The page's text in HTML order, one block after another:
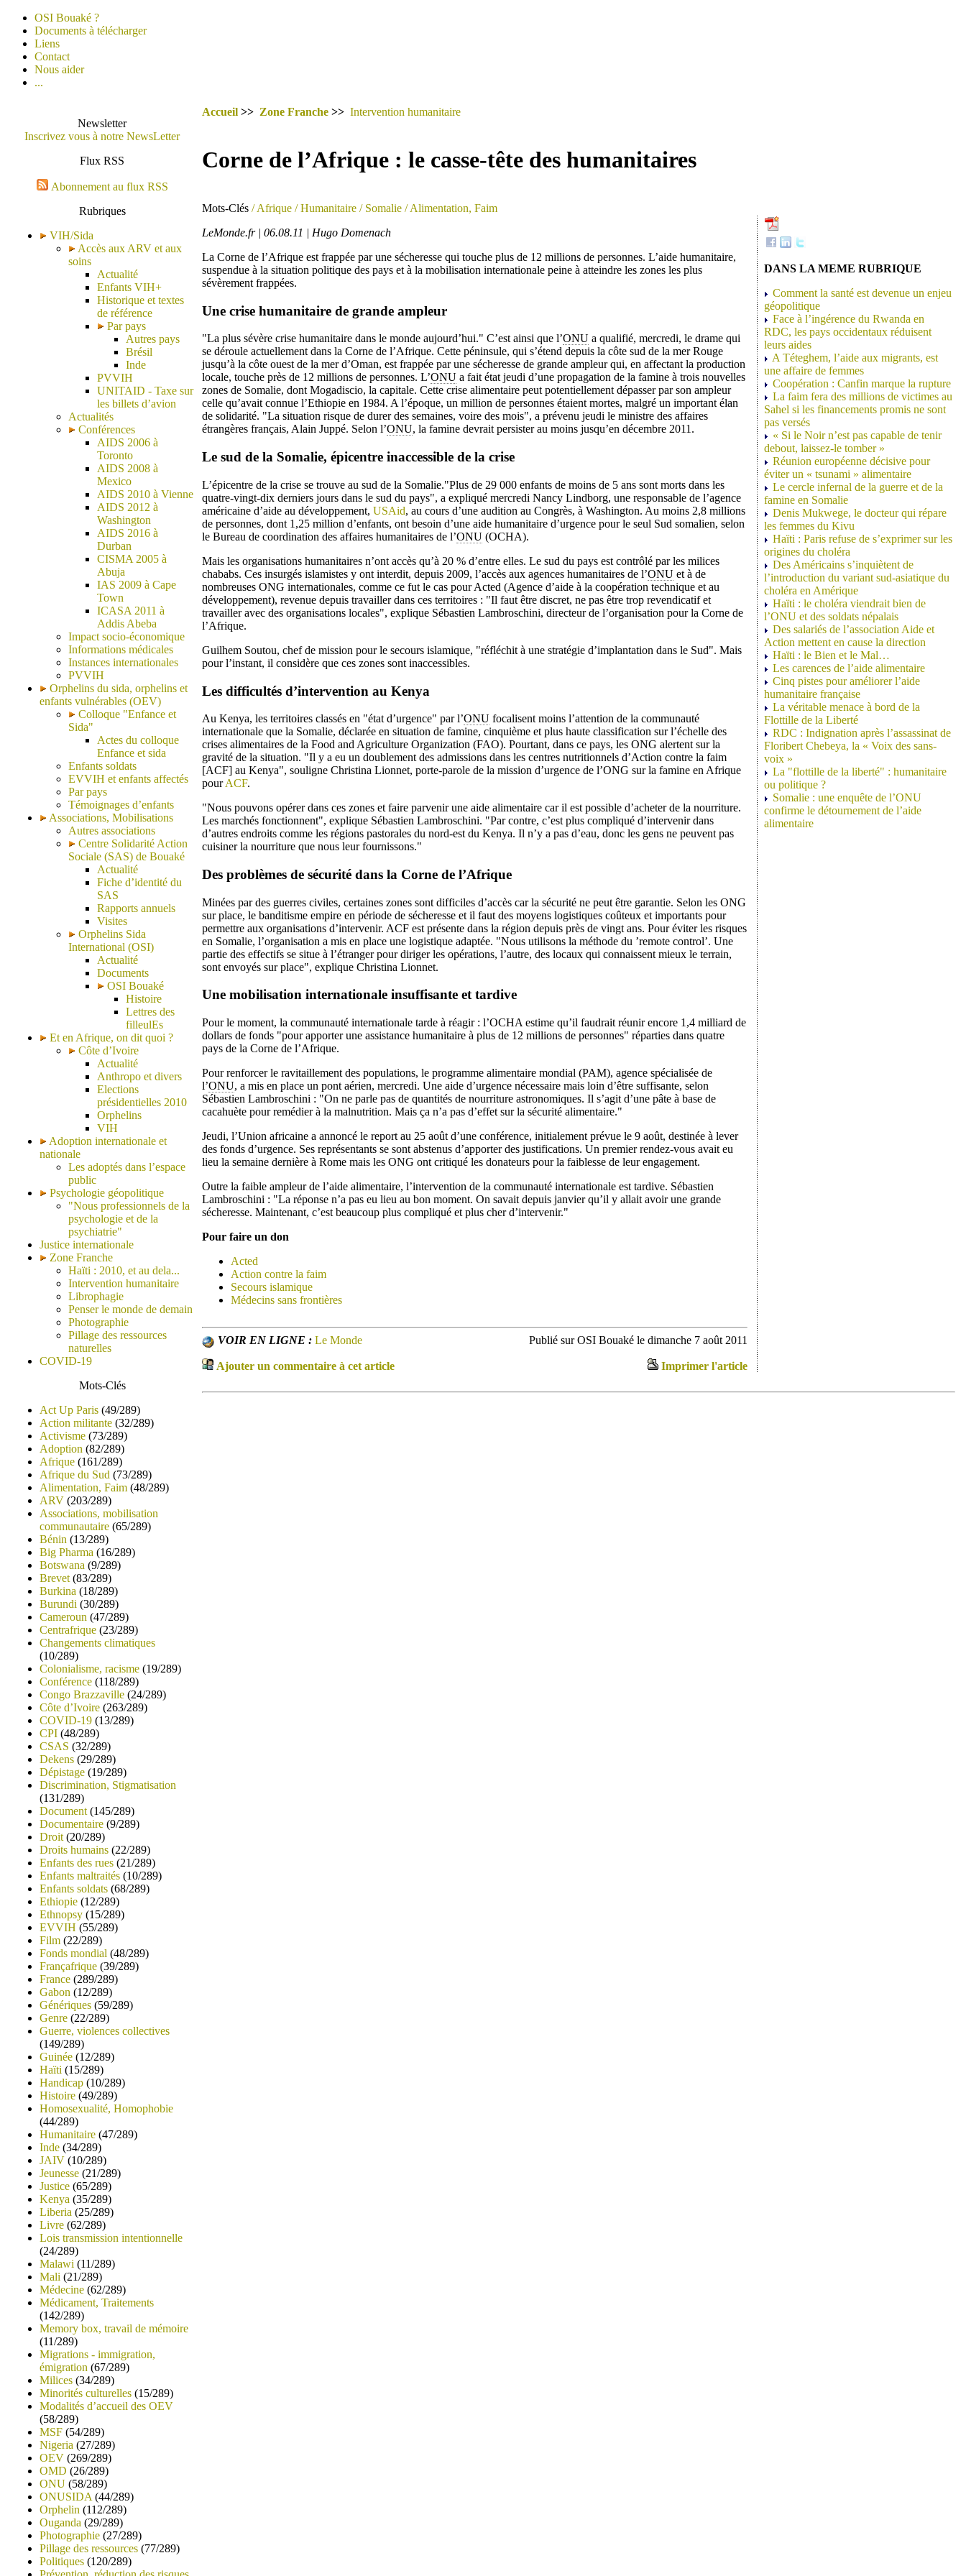
OSI Bouaké ?
Documents à télécharger
Liens
Contact
Nous aider
...
Newsletter
Inscrivez vous à notre NewsLetter
Flux RSS
Abonnement au flux RSS
Rubriques
VIH/Sida
Accès aux ARV et aux
soins
Actualité
Enfants VIH+
Historique et textes
de référence
Par pays
Autres pays
Brésil
Inde
PVVIH
UNITAID - Taxe sur
les billets d’avion
Actualités
Conférences
AIDS 2006 à
Toronto
AIDS 2008 à
Mexico
AIDS 2010 à Vienne
AIDS 2012 à
Washington
AIDS 2016 à
Durban
CISMA 2005 à
Abuja
IAS 2009 à Cape
Town
ICASA 2011 à
Addis Abeba
Impact socio-économique
Informations médicales
Instances internationales
PVVIH
Orphelins du sida, orphelins et
enfants vulnérables (OEV)
Colloque "Enfance et
Sida"
Actes du colloque
Enfance et sida
Enfants soldats
EVVIH et enfants affectés
Par pays
Témoignages d’enfants
Associations, Mobilisations
Autres associations
Centre Solidarité Action
Sociale (SAS) de Bouaké
Actualité
Fiche d’identité du
SAS
Rapports annuels
Visites
Orphelins Sida
International (OSI)
Actualité
Documents
OSI Bouaké
Histoire
Lettres des
filleulEs
Et en Afrique, on dit quoi ?
Côte d’Ivoire
Actualité
Anthropo et divers
Elections
présidentielles 2010
Orphelins
VIH
Adoption internationale et
nationale
Les adoptés dans l’espace
public
Psychologie géopolitique
"Nous professionnels de la
psychologie et de la
psychiatrie"
Justice internationale
Zone Franche
Haïti : 2010, et au dela...
Intervention humanitaire
Librophagie
Penser le monde de demain
Photographie
Pillage des ressources
naturelles
COVID-19
Mots-Clés
Act Up Paris (49/289)
Action militante (32/289)
Activisme (73/289)
Adoption (82/289)
Afrique (161/289)
Afrique du Sud (73/289)
Alimentation, Faim (48/289)
ARV (203/289)
Associations, mobilisation
communautaire (65/289)
Bénin (13/289)
Big Pharma (16/289)
Botswana (9/289)
Brevet (83/289)
Burkina (18/289)
Burundi (30/289)
Cameroun (47/289)
Centrafrique (23/289)
Changements climatiques
(10/289)
Colonialisme, racisme (19/289)
Conférence (118/289)
Congo Brazzaville (24/289)
Côte d’Ivoire (263/289)
COVID-19 (13/289)
CPI (48/289)
CSAS (32/289)
Dekens (29/289)
Dépistage (19/289)
Discrimination, Stigmatisation
(131/289)
Document (145/289)
Documentaire (9/289)
Droit (20/289)
Droits humains (22/289)
Enfants des rues (21/289)
Enfants maltraités (10/289)
Enfants soldats (68/289)
Ethiopie (12/289)
Ethnopsy (15/289)
EVVIH (55/289)
Film (22/289)
Fonds mondial (48/289)
Françafrique (39/289)
France (289/289)
Gabon (12/289)
Génériques (59/289)
Genre (22/289)
Guerre, violences collectives
(149/289)
Guinée (12/289)
Haïti (15/289)
Handicap (10/289)
Histoire (49/289)
Homosexualité, Homophobie
(44/289)
Humanitaire (47/289)
Inde (34/289)
JAIV (10/289)
Jeunesse (21/289)
Justice (65/289)
Kenya (35/289)
Liberia (25/289)
Livre (62/289)
Lois transmission intentionnelle
(24/289)
Malawi (11/289)
Mali (21/289)
Médecine (62/289)
Médicament, Traitements
(142/289)
Memory box, travail de mémoire
(11/289)
Migrations - immigration,
émigration (67/289)
Milices (34/289)
Minorités culturelles (15/289)
Modalités d’accueil des OEV
(58/289)
MSF (54/289)
Nigeria (27/289)
OEV (269/289)
OMD (26/289)
ONU (58/289)
ONUSIDA (44/289)
Orphelin (112/289)
Ouganda (29/289)
Photographie (27/289)
Pillage des ressources (77/289)
Politiques (120/289)
Accueil >> Zone Franche >> Intervention humanitaire
Corne de l’Afrique : le casse-tête des humanitaires
Mots-Clés / Afrique / Humanitaire / Somalie / Alimentation, Faim
LeMonde.fr | 06.08.11 | Hugo Domenach
La Corne de l’Afrique est frappée par une sécheresse qui touche plus de 12 millions de personnes. L’aide humanitaire,
suspendue à la situation politique des pays et à la mobilisation internationale peine à atteindre les zones les plus
sévèrement frappées.
Une crise humanitaire de grande ampleur
"La plus sévère crise humanitaire dans le monde aujourd’hui." C’est ainsi que l’ONU a qualifié, mercredi, le drame qui
se déroule actuellement dans la Corne de l’Afrique. Cette péninsule, qui s’étend depuis la côte sud de la mer Rouge
jusqu’à la côte ouest de la mer d’Oman, est frappée par une sécheresse de grande ampleur qui, en affectant la production
locale, touche près de 12 millions de personnes. L’ONU a fait état jeudi d’une propagation de la famine à trois nouvelles
zones de Somalie, dont Mogadiscio, la capitale. Cette crise alimentaire peut potentiellement dépasser par son ampleur
celle qu’avait connue l’Ethiopie en 1984. A l’époque, un million de personnes étaient mortes, malgré un important élan
de solidarité. "La situation risque de durer des semaines, voire des mois", a prévenu jeudi le ministre des affaires
étrangères français, Alain Juppé. Selon l’ONU, la famine devrait persister au moins jusqu’en décembre 2011.
Le sud de la Somalie, épicentre inaccessible de la crise
L’épicentre de la crise se trouve au sud de la Somalie."Plus de 29 000 enfants de moins de 5 ans sont morts dans les
quatre-vingt-dix derniers jours dans le sud du pays", a expliqué mercredi Nancy Lindborg, une responsable de l’agence
américaine d’aide au développement, USAid, au cours d’une audition au Congrès, à Washington. Au moins 2,8 millions
de personnes, dont 1,25 million d’enfants, ont besoin d’une aide humanitaire d’urgence pour le seul Sud somalien, selon
le Bureau de coordination des affaires humanitaires de l’ONU (OCHA).
Mais les organisations humanitaires n’ont accès qu’à 20 % d’entre elles. Le sud du pays est contrôlé par les milices
chababs. Ces insurgés islamistes y ont interdit, depuis 2009, l’accès aux agences humanitaires de l’ONU et à de
nombreuses ONG internationales, comme ce fut le cas pour Acted (Agence d’aide à la coopération technique et au
développement), revenue depuis travailler dans ces territoires : "Il faut être discret, ne pas être trop revendicatif et
travailler avec des organisations locales", explique Sébastien Lambroschini, directeur de l’organisation pour la Corne de
l’Afrique.
Guilhem Soutou, chef de mission pour le secours islamique, "réfléchit à une stratégie d’implantation dans le Sud". Mais
pour l’instant, il considère que ces zones sont inaccessibles.
Les difficultés d’intervention au Kenya
Au Kenya, les territoires classés en "état d’urgence" par l’ONU focalisent moins l’attention de la communauté
internationale que la Somalie, déclarée en situation de famine, cinquième et plus haute classification sur l’échelle des
crises alimentaires de la Food and Agriculture Organization (FAO). Pourtant, dans ce pays, les ONG alertent sur la
gravité de la situation. "Il y a eu un doublement des admissions dans les centres nutritionnels d’Action contre la faim
[ACF] au Kenya", souligne Christina Lionnet, porte-parole de la mission d’urgence de l’ONG sur la famine en Afrique
pourACF.
"Nous pouvons opérer dans ces zones et faire parvenir une aide alimentaire car il est possible d’acheter de la nourriture.
Les marchés fonctionnent", explique Sébastien Lambroschini. "Par contre, c’est plus compliqué d’intervenir dans
d’autres endroits comme les régions pastorales du nord-est du Kenya. Il n’y a pas d’eau, donc les gens ne peuvent pas
cuisiner la nourriture que nous leur fournissons."
Des problèmes de sécurité dans la Corne de l’Afrique
Minées par des guerres civiles, certaines zones sont difficiles d’accès car la sécurité ne peut être garantie. Selon les ONG
sur place, le banditisme empire en période de sécheresse et il faut des moyens logistiques coûteux et importants pour
permettre aux organisations d’intervenir. ACF est présente dans la région depuis près de vingt ans. Pour éviter les risques
en Somalie, l’organisation a mis en place une logistique adaptée. "Nous utilisons la méthode du ’remote control’. Une
partie des effectifs se situe à l’étranger pour diriger les opérations, l’autre, des locaux qui connaissent mieux le terrain,
sont envoyés sur place", explique Christina Lionnet.
Une mobilisation internationale insuffisante et tardive
Pour le moment, la communauté internationale tarde à réagir : l’OCHA estime qu’il faudrait réunir encore 1,4 milliard de
dollars de fonds "pour apporter une assistance humanitaire à plus de 12 millions de personnes" réparties dans quatre
pays de la Corne de l’Afrique.
Pour renforcer le ravitaillement des populations, le programme alimentaire mondial (PAM), agence spécialisée de
l’ONU, a mis en place un pont aérien, mercredi. Une aide d’urgence nécessaire mais loin d’être suffisante, selon
Sébastien Lambroschini : "On ne parle pas de quantités de nourriture astronomiques. Il s’agit d’une pâte à base de
cacahuète pour remédier à la malnutrition. Mais ça n’a pas d’effet sur la sécurité alimentaire."
Jeudi, l’Union africaine a annoncé le report au 25 août d’une conférence, initialement prévue le 9 août, destinée à lever
des fonds d’urgence. Ses représentants se sont abstenus d’apporter des justifications. Un premier rendez-vous avait eu
lieu la semaine dernière à Rome mais les ONG ont critiqué les donateurs pour la faiblesse de leur engagement.
Outre la faible ampleur de l’aide alimentaire, l’intervention de la communauté internationale est tardive. Sébastien
Lambroschini : "La réponse n’a pas eu lieu au bon moment. On savait depuis janvier qu’il y allait avoir une grande
sécheresse. Maintenant, c’est beaucoup plus compliqué et plus cher d’intervenir."
Pour faire un don
Acted
Action contre la faim
Secours islamique
Médecins sans frontières
VOIR EN LIGNE : Le Monde Publié sur OSI Bouaké le dimanche 7 août 2011
Ajouter un commentaire à cet article Imprimer l'article
DANS LA MEME RUBRIQUE
Comment la santé est devenue un enjeu
géopolitique
Face à l’ingérence du Rwanda en
RDC, les pays occidentaux réduisent
leurs aides
A Téteghem, l’aide aux migrants, est
une affaire de femmes
Coopération : Canfin marque la rupture
La faim fera des millions de victimes au
Sahel si les financements promis ne sont
pas versés
« Si le Noir n’est pas capable de tenir
debout, laissez-le tomber »
Réunion européenne décisive pour
éviter un « tsunami » alimentaire
Le cercle infernal de la guerre et de la
famine en Somalie
Denis Mukwege, le docteur qui répare
les femmes du Kivu
Haïti : Paris refuse de s’exprimer sur les
origines du choléra
Des Américains s’inquiètent de
l’introduction du variant sud-asiatique du
choléra en Amérique
Haïti : le choléra viendrait bien de
l’ONU et des soldats népalais
Des salariés de l’association Aide et
Action mettent en cause la direction
Haïti : le Bien et le Mal…
Les carences de l’aide alimentaire
Cinq pistes pour améliorer l’aide
humanitaire française
La véritable menace à bord de la
Flottille de la Liberté
RDC : Indignation après l’assassinat de
Floribert Chebeya, la « Voix des sans-
voix »
La "flottille de la liberté" : humanitaire
ou politique ?
Somalie : une enquête de l’ONU
confirme le détournement de l’aide
alimentaire